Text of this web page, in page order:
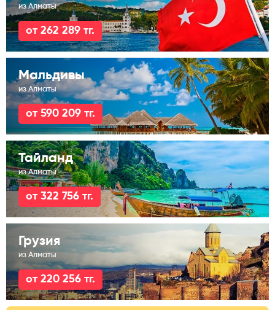
из Алматы
от 262 289 тг.
Мальдивы
из Алматы
от 590 209 тг.
Тайланд
из Алматы
от 322 756 тг.
Грузия
из Алматы
от 220 256 тг.